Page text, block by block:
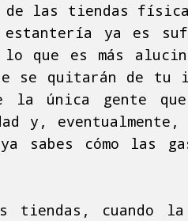
las tiendas
estantería ya es
que es más
se quitarán de tu
la única gente
y, eventualmente,
sabes cómo las
tiendas, cuando la